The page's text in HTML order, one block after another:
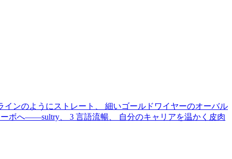
ンのようにストレート、 細いゴールドワイヤーのオーバル
ボへ——sultry、 3 言語流暢、 自分のキャリアを温かく皮肉